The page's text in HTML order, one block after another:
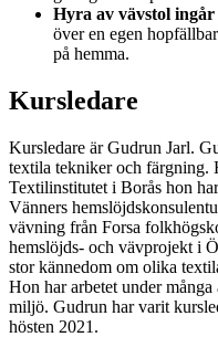
Hyra av vävstol
över en egen
på hemma.
Kursledare
Kursledare är Gudrun Jarl.
textila tekniker och färgning.
Textilinstitutet i Borås hon
Vänners
vävning från Forsa
hemslöjds- och vävprojekt i
stor kännedom om olika
Hon har arbetet under
miljö. Gudrun har varit
hösten 2021.